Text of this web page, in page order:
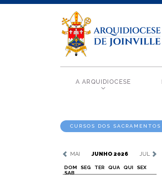
A ARQUIDIOCESE
CURSOS DOS SACRAMENTOS
MAI JUNHO 2026 JUL
DOM SEG TER QUA QUI
SEX
SAB